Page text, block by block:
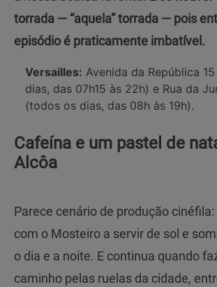
torrada — “aquela” torrada — pois
episódio é praticamente imbatível.
Versailles: Avenida da República
dias, das 07h15 às 22h) e Rua da
(todos os dias, das 08h às 19h).
Cafeína e um pastel de
Alcôa
Parece cenário de produção
com o Mosteiro a servir de sol e
o dia e a noite. E continua quando
caminho pelas ruelas da cidade,